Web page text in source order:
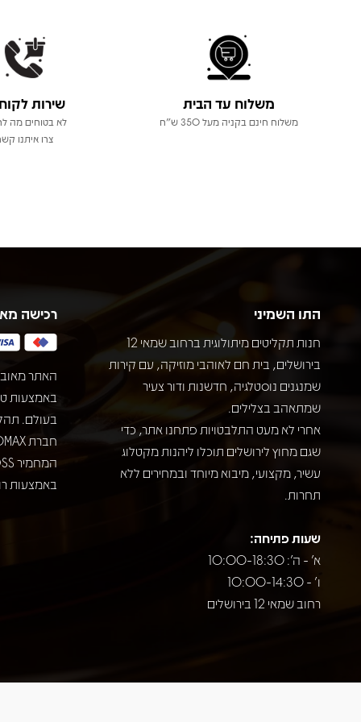
משלוח עד הבית
משלוח חינם בקניה מעל 350 ש"ח
שירות
לא בטוחים מה
צרו איתנו
התו השמיני
חנות תקליטים מיתולוגית ברחוב שמאי 12
בירושלים, בית חם לאוהבי מוזיקה, עם קירות
שמנגנים נוסטלגיה, חדשנות ודור צעיר
שמתאהב בצלילים.
אחרי לא מעט התלבטויות פתחנו אתר, כדי
שגם מחוץ לירושלים תוכלו ליהנות מקטלוג
עשיר, מקצועי, מיבוא מיוחד ובמחירים ללא
תחרות.
שעות פתיחה:
א' - ה': 10:00-18:30
ו' - 10:00-14:30
רחוב שמאי 12 בירושלים
רכישה
האתר
בעולם.
באמצעות